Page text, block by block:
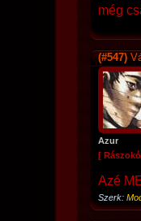
még
(#547)
Azur
[
Azé
Szerk: